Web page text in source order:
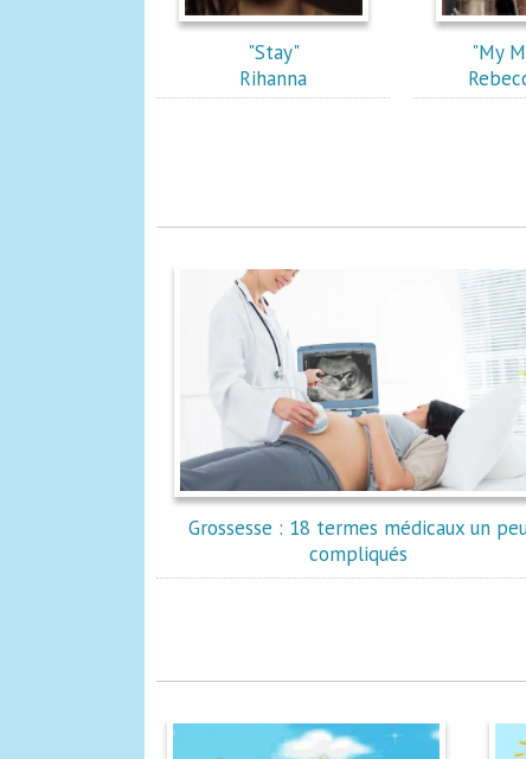
"Stay"
Rihanna
"My
Grossesse : 18 termes médicaux un
compliqués